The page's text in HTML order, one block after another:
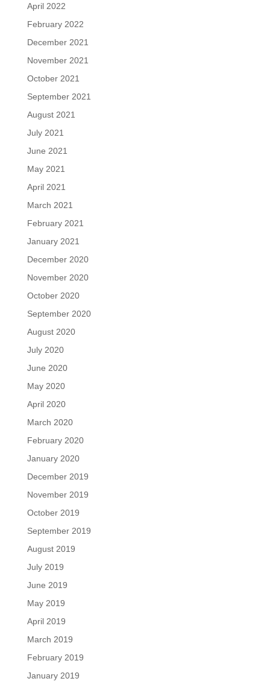
April 2022
February 2022
December 2021
November 2021
October 2021
September 2021
August 2021
July 2021
June 2021
May 2021
April 2021
March 2021
February 2021
January 2021
December 2020
November 2020
October 2020
September 2020
August 2020
July 2020
June 2020
May 2020
April 2020
March 2020
February 2020
January 2020
December 2019
November 2019
October 2019
September 2019
August 2019
July 2019
June 2019
May 2019
April 2019
March 2019
February 2019
January 2019